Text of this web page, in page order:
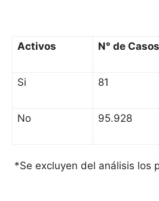
Activos N° de Casos
Si 81
No 95.928
*Se excluyen del análisis los